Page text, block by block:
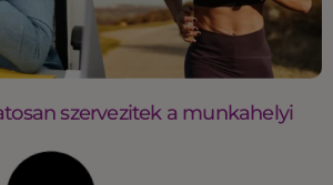
szervezitek a munkahelyi